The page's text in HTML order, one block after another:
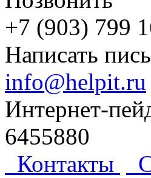
+7 (903) 799
Написать
info@helpit.ru
Интернет-
6455880
Контакты